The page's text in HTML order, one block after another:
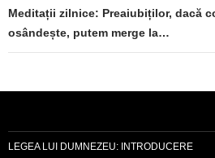
Meditații zilnice: Preaiubiților, dacă
osândește, putem merge la…
LEGEA LUI DUMNEZEU: INTRODUCERE